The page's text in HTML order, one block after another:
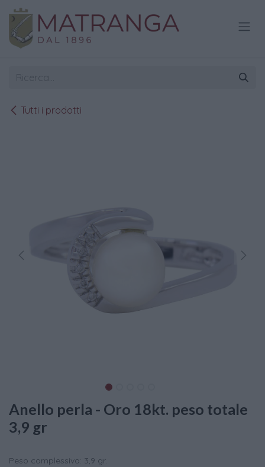
Passa al contenuto
Tutti i prodotti
Anello perla - Oro 18kt. peso totale
3,9 gr
Peso complessivo: 3,9 gr.